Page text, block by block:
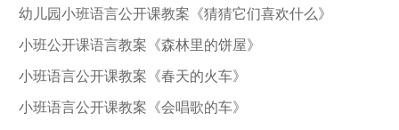
幼儿园小班语言公开课教案《猜猜它们喜欢什么》
小班公开课语言教案《森林里的饼屋》
小班语言公开课教案《春天的火车》
小班语言公开课教案《会唱歌的车》